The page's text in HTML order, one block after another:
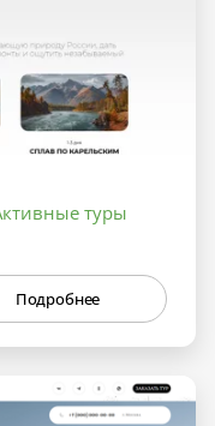
туры
Подробнее